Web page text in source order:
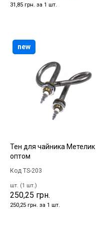
31,85 грн. за 1 шт.
Тен для чайника Метелик
оптом
Код TS-203
шт. (1 шт.)
250,25 грн.
250,25 грн. за 1 шт.
new